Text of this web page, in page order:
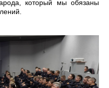
который мы обязаны